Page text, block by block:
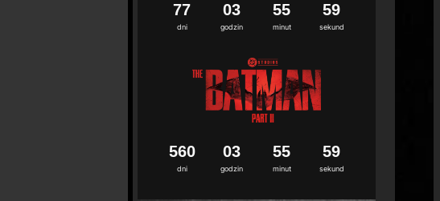
dni
77
godzin
03
minut
55
sekund
58
dni
560
godzin
03
minut
55
sekund
58